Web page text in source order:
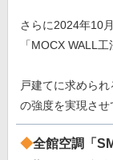
さらに2024年10
「MOCX WALL工
戸建てに求めら
の強度を実現させ
全館空調「